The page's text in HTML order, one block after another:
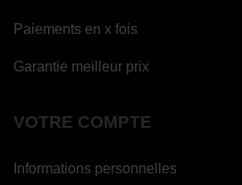
Paiements en x fois
Garantie meilleur prix
VOTRE COMPTE
Informations personnelles